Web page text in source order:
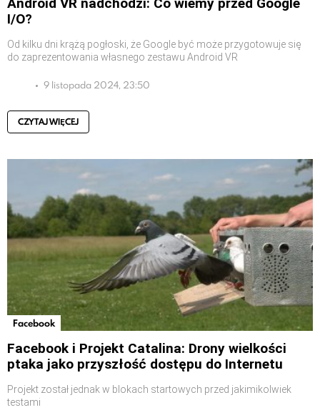
I/O?
Od kilku dni krążą pogłoski, że Google być może przygotowuje się
do zaprezentowania własnego zestawu Android VR
9 listopada 2024, 23:50
CZYTAJ WIĘCEJ
Facebook
Facebook i Projekt Catalina: Drony wielkości
ptaka jako przyszłość dostępu do Internetu
Projekt został jednak w blokach startowych przed jakimikolwiek
testami